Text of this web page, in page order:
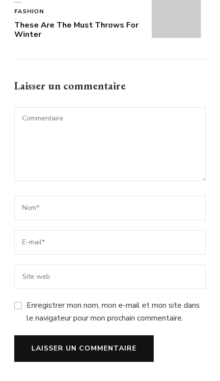
FASHION
These Are The Must Throws For
Winter
Laisser un commentaire
Enregistrer mon nom, mon e-mail et mon site dans
le navigateur pour mon prochain commentaire.